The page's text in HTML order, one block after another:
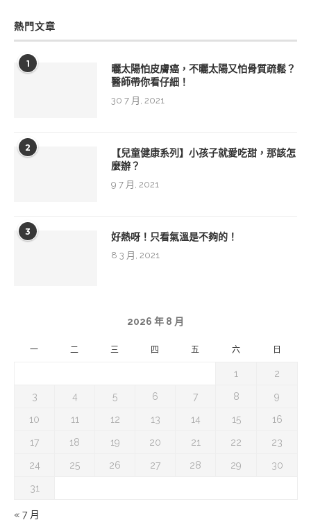
熱門文章
1
曬太陽怕皮膚癌，不曬太陽又怕骨質疏鬆？
醫師帶你看仔細！
30 7 月, 2021
2
【兒童健康系列】小孩子就愛吃甜，那該怎
麼辦？
9 7 月, 2021
3 好熱呀！只看氣溫是不夠的！
8 3 月, 2021
2026 年 8 月
一 二 三 四 五 六 日
1 2
3 4 5 6 7 8 9
10 11 12 13 14 15 16
17 18 19 20 21 22 23
24 25 26 27 28 29 30
31
« 7 月